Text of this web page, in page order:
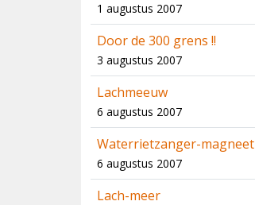
1 augustus 2007
Door de 300 grens !!
3 augustus 2007
Lachmeeuw
6 augustus 2007
Waterrietzanger-magneet
6 augustus 2007
Lach-meer